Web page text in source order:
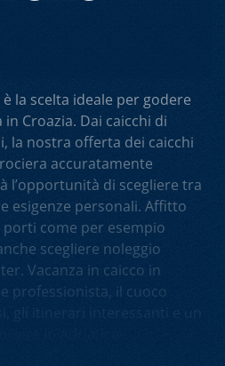
la scelta ideale per godere
Croazia. Dai caicchi di
la nostra offerta dei caicchi
accuratamente
l’opportunità di scegliere tra
esigenze personali. Affitto
porti come per esempio
scegliere noleggio
Vacanza in caicco in
professionista, il cuoco
gli itinerari interessanti e un